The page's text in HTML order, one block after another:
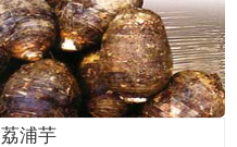
荔浦芋